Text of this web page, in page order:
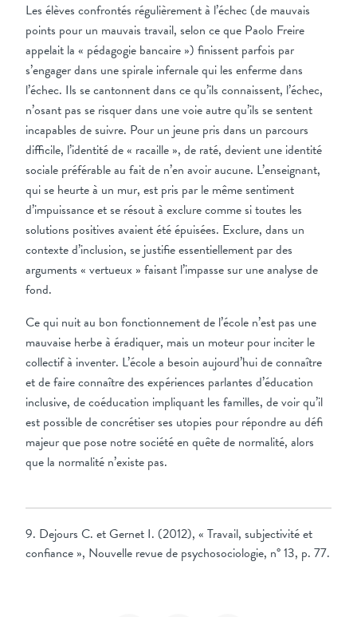
Les élèves confrontés régulièrement à l’échec (de mauvais
points pour un mauvais travail, selon ce que Paolo Freire
appelait la « pédagogie bancaire ») finissent parfois par
s’engager dans une spirale infernale qui les enferme dans
l’échec. Ils se cantonnent dans ce qu’ils connaissent, l’échec,
n’osant pas se risquer dans une voie autre qu’ils se sentent
incapables de suivre. Pour un jeune pris dans un parcours
difficile, l’identité de « racaille », de raté, devient une identité
sociale préférable au fait de n’en avoir aucune. L’enseignant,
qui se heurte à un mur, est pris par le même sentiment
d’impuissance et se résout à exclure comme si toutes les
solutions positives avaient été épuisées. Exclure, dans un
contexte d’inclusion, se justifie essentiellement par des
arguments « vertueux » faisant l’impasse sur une analyse de
fond.
Ce qui nuit au bon fonctionnement de l’école n’est pas une
mauvaise herbe à éradiquer, mais un moteur pour inciter le
collectif à inventer. L’école a besoin aujourd’hui de connaître
et de faire connaître des expériences parlantes d’éducation
inclusive, de coéducation impliquant les familles, de voir qu’il
est possible de concrétiser ses utopies pour répondre au défi
majeur que pose notre société en quête de normalité, alors
que la normalité n’existe pas.
9. Dejours C. et Gernet I. (2012), « Travail, subjectivité et
confiance », Nouvelle revue de psychosociologie, n° 13, p. 77.